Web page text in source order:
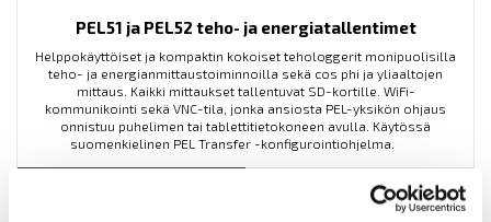
PEL51 ja PEL52 teho- ja energiatallentimet
Helppokäyttöiset ja kompaktin kokoiset tehologgerit monipuolisilla
teho- ja energianmittaustoiminnoilla sekä cos phi ja yliaaltojen
mittaus. Kaikki mittaukset tallentuvat SD-kortille. WiFi-
kommunikointi sekä VNC-tila, jonka ansiosta PEL-yksikön ohjaus
onnistuu puhelimen tai tablettitietokoneen avulla. Käytössä
suomenkielinen PEL Transfer -konfigurointiohjelma.
LUE LISÄÄ